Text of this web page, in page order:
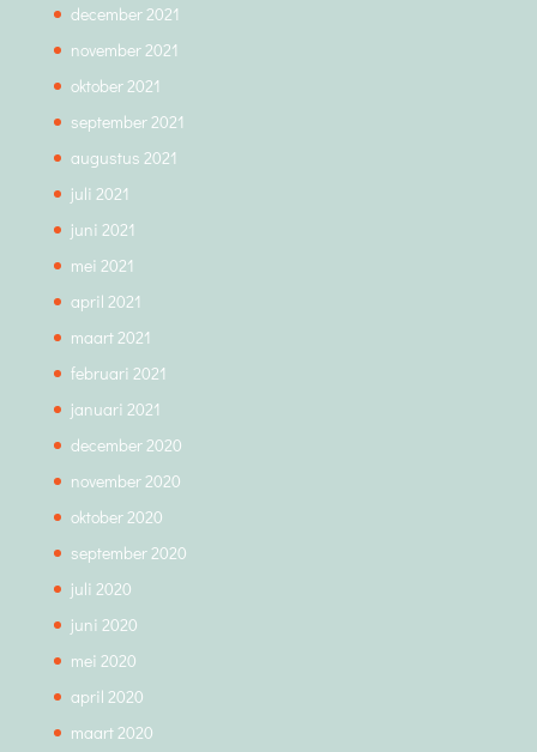
december 2021
november 2021
oktober 2021
september 2021
augustus 2021
juli 2021
juni 2021
mei 2021
april 2021
maart 2021
februari 2021
januari 2021
december 2020
november 2020
oktober 2020
september 2020
juli 2020
juni 2020
mei 2020
april 2020
maart 2020